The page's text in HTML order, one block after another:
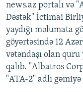
news.az portalı və
Dəstək" İctimai
yaydığı məlumata
göyərtəsində 12
vətəndaşı olan
qalıb. "Albatros
"ATA-2" adlı